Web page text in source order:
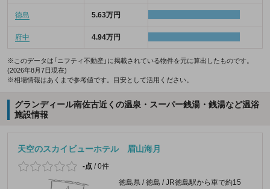
徳島 5.63万円
府中 4.94万円
※このデータは「ニフティ不動産」に掲載されている物件を元に算出したものです。
(2026年8月7日現在)
※相場情報はあくまで参考値です。目安として活用ください。
グランディール南佐古近くの温泉・スーパー銭湯・銭湯など温浴
施設情報
天空のスカイビューホテル 眉山海月
-点 /0件
徳島県 / 徳島 / JR徳島駅から車で約15